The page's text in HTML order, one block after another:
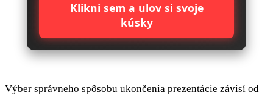
Klikni sem a ulov si svoje
kúsky
Výber správneho spôsobu ukončenia prezentácie závisí od